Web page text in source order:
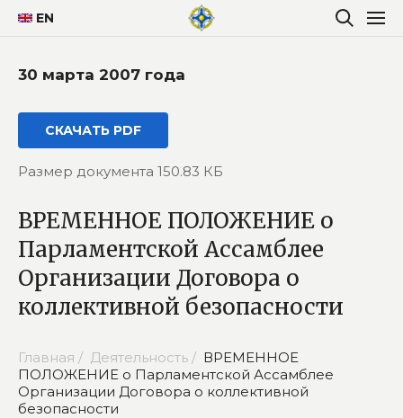
EN
30 марта 2007 года
СКАЧАТЬ PDF
Размер документа 150.83 КБ
ВРЕМЕННОЕ ПОЛОЖЕНИЕ о
Парламентской Ассамблее
Организации Договора о
коллективной безопасности
Главная / Деятельность / ВРЕМЕННОЕ
ПОЛОЖЕНИЕ о Парламентской Ассамблее
Организации Договора о коллективной
безопасности